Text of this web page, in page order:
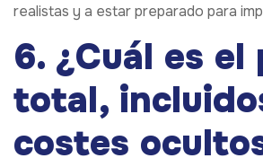
realistas y a estar preparado para
6. ¿Cuál es el
total,
costes